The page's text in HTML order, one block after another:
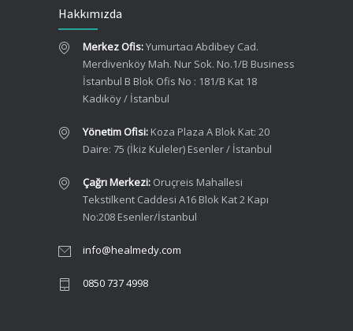
Hakkımızda
Merkez Ofis:Yumurtacı Abdibey Cad.
Merdivenköy Mah. Nur Sok. No.1/B Business
İstanbul B Blok Ofis No : 181/B Kat 18
Kadıköy / İstanbul
Yönetim Ofisi: Koza Plaza A Blok Kat: 20
Daire: 75 (İkiz Kuleler) Esenler / İstanbul
Çağrı Merkezi: Oruçreis Mahallesi
Tekstilkent Caddesi A16 Blok Kat 2 Kapı
No:208 Esenler/İstanbul
info@healmedy.com
0850 737 4998